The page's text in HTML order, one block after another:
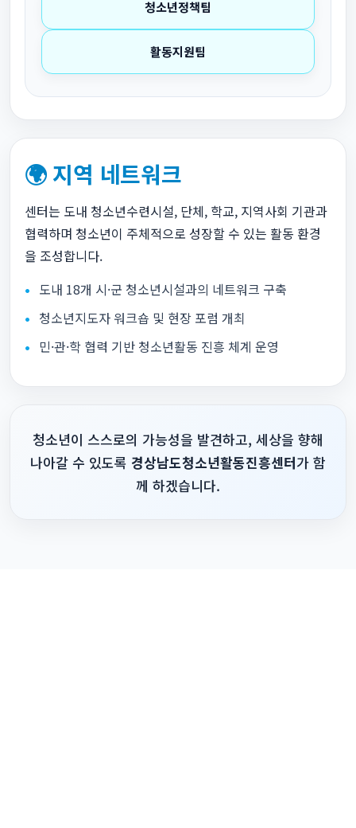
청소년정책팀
활동지원팀
🌍 지역 네트워크
센터는 도내 청소년수련시설, 단체, 학교, 지역사회 기관과
협력하며 청소년이 주체적으로 성장할 수 있는 활동 환경
을 조성합니다.
도내 18개 시·군 청소년시설과의 네트워크 구축
청소년지도자 워크숍 및 현장 포럼 개최
민·관·학 협력 기반 청소년활동 진흥 체계 운영
청소년이 스스로의 가능성을 발견하고, 세상을 향해
나아갈 수 있도록 경상남도청소년활동진흥센터가 함
께 하겠습니다.